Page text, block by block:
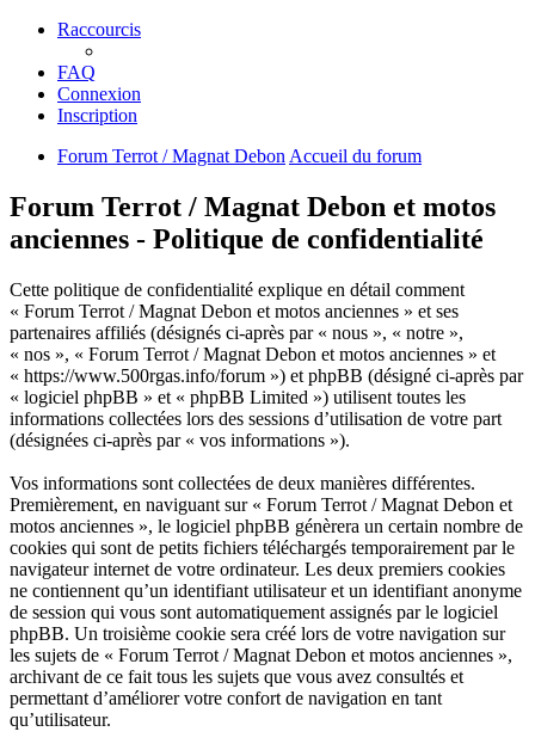
Raccourcis
FAQ
Connexion
Inscription
Forum Terrot / Magnat Debon Accueil du forum
Forum Terrot / Magnat Debon et motos
anciennes - Politique de confidentialité
Cette politique de confidentialité explique en détail comment
« Forum Terrot / Magnat Debon et motos anciennes » et ses
partenaires affiliés (désignés ci-après par « nous », « notre »,
« nos », « Forum Terrot / Magnat Debon et motos anciennes » et
« https://www.500rgas.info/forum ») et phpBB (désigné ci-après par
« logiciel phpBB » et « phpBB Limited ») utilisent toutes les
informations collectées lors des sessions d’utilisation de votre part
(désignées ci-après par « vos informations »).
Vos informations sont collectées de deux manières différentes.
Premièrement, en naviguant sur « Forum Terrot / Magnat Debon et
motos anciennes », le logiciel phpBB génèrera un certain nombre de
cookies qui sont de petits fichiers téléchargés temporairement par le
navigateur internet de votre ordinateur. Les deux premiers cookies
ne contiennent qu’un identifiant utilisateur et un identifiant anonyme
de session qui vous sont automatiquement assignés par le logiciel
phpBB. Un troisième cookie sera créé lors de votre navigation sur
les sujets de « Forum Terrot / Magnat Debon et motos anciennes »,
archivant de ce fait tous les sujets que vous avez consultés et
permettant d’améliorer votre confort de navigation en tant
qu’utilisateur.